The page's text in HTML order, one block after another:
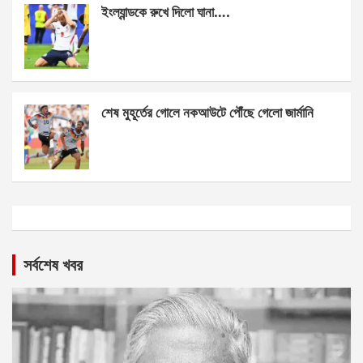
ইংল্যান্ডকে রুখে দিলো ঘানা….
শেষ মুহূর্তের গোলে নকআউটে পৌঁছে গেলো জার্মানি
সর্বশেষ খবর